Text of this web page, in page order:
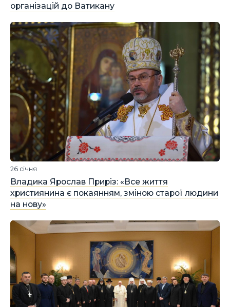
організацій до Ватикану
Владика Ярослав Приріз: «Все життя
християнина є покаянням, зміною старої людини
на нову»
26 січня